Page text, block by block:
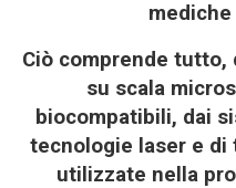
Ciò comprende tutto,
su scala
biocompatibili, dai
tecnologie laser e
utilizzate nella